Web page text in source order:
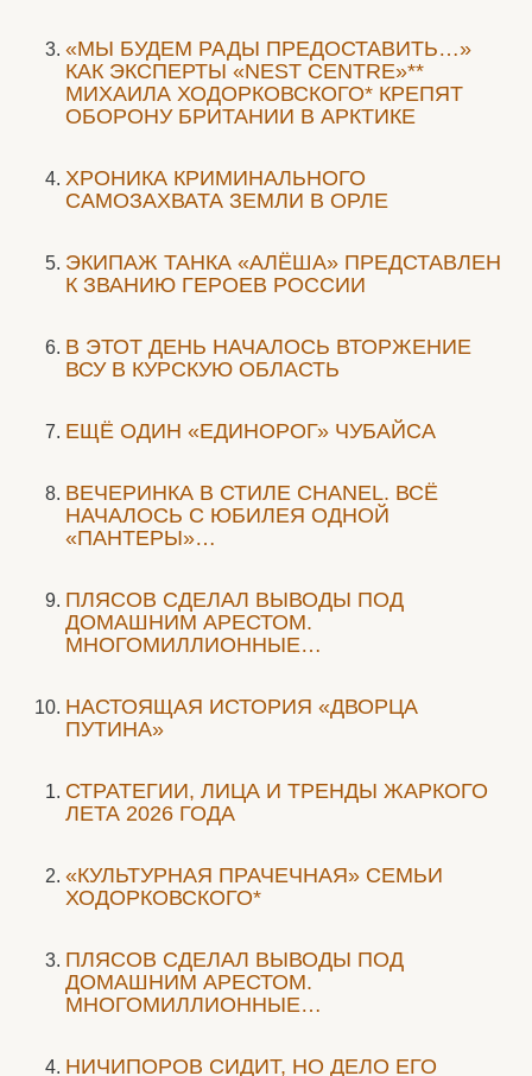
«МЫ БУДЕМ РАДЫ ПРЕДОСТАВИТЬ…»
КАК ЭКСПЕРТЫ «NEST CENTRE»**
МИХАИЛА ХОДОРКОВСКОГО* КРЕПЯТ
ОБОРОНУ БРИТАНИИ В АРКТИКЕ
ХРОНИКА КРИМИНАЛЬНОГО
САМОЗАХВАТА ЗЕМЛИ В ОРЛЕ
ЭКИПАЖ ТАНКА «АЛЁША» ПРЕДСТАВЛЕН
К ЗВАНИЮ ГЕРОЕВ РОССИИ
В ЭТОТ ДЕНЬ НАЧАЛОСЬ ВТОРЖЕНИЕ
ВСУ В КУРСКУЮ ОБЛАСТЬ
ЕЩЁ ОДИН «ЕДИНОРОГ» ЧУБАЙСА
ВЕЧЕРИНКА В СТИЛЕ СHANEL. ВСЁ
НАЧАЛОСЬ С ЮБИЛЕЯ ОДНОЙ
«ПАНТЕРЫ»…
ПЛЯСОВ СДЕЛАЛ ВЫВОДЫ ПОД
ДОМАШНИМ АРЕСТОМ.
МНОГОМИЛЛИОННЫЕ…
НАСТОЯЩАЯ ИСТОРИЯ «ДВОРЦА
ПУТИНА»
СТРАТЕГИИ, ЛИЦА И ТРЕНДЫ ЖАРКОГО
ЛЕТА 2026 ГОДА
«КУЛЬТУРНАЯ ПРАЧЕЧНАЯ» СЕМЬИ
ХОДОРКОВСКОГО*
ПЛЯСОВ СДЕЛАЛ ВЫВОДЫ ПОД
ДОМАШНИМ АРЕСТОМ.
МНОГОМИЛЛИОННЫЕ…
НИЧИПОРОВ СИДИТ, НО ДЕЛО ЕГО